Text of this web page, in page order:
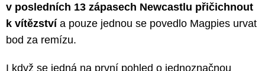
v posledních 13 zápasech Newcastlu přičichnout
k vítězstvía pouze jednou se povedlo Magpies urvat
bod za remízu.
I když se jedná na první pohled o jednoznačnou